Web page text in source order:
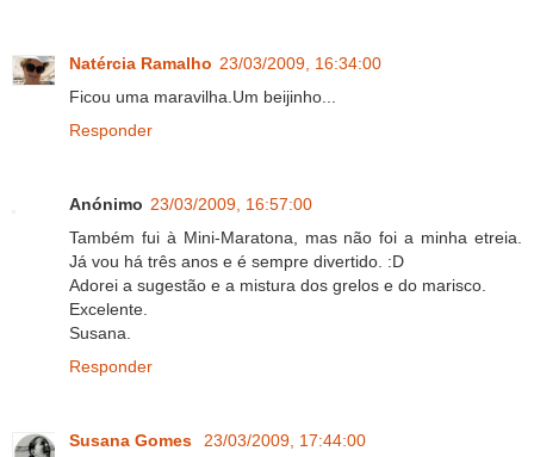
Natércia Ramalho 23/03/2009, 16:34:00
Ficou uma maravilha.Um beijinho...
Responder
Anónimo 23/03/2009, 16:57:00
Também fui à Mini-Maratona, mas não foi a minha etreia.
Já vou há três anos e é sempre divertido. :D
Adorei a sugestão e a mistura dos grelos e do marisco.
Excelente.
Susana.
Responder
Susana Gomes
23/03/2009, 17:44:00